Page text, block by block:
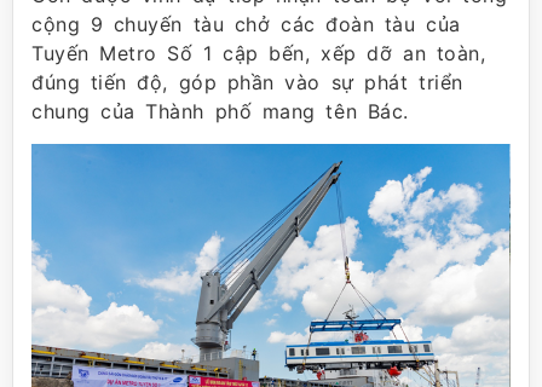
cộng 9 chuyến tàu chở các đoàn tàu của
Tuyến Metro Số 1 cập bến, xếp dỡ an toàn,
đúng tiến độ, góp phần vào sự phát triển
chung của Thành phố mang tên Bác.